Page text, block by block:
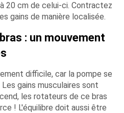
20 cm de celui-ci. Contractez
gains de manière localisée.
: un mouvement
difficile, car la pompe se
gains musculaires sont
les rotateurs de ce bras
! L'équilibre doit aussi être